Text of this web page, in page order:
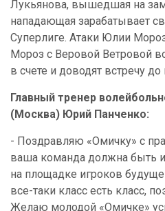
Лукьянова, вышедшая на
нападающая зарабатывает
Суперлиге. Атаки Юлии
Мороз с Веровой Ветровой
в счете и доводят встречу
Главный тренер
(Москва) Юрий Панченко:
- Поздравляю «Омичку» с
ваша команда должна быть и
на площадке игроков
все-таки класс есть класс,
Желаю молодой «Омичке»